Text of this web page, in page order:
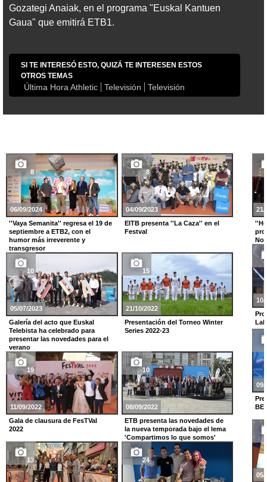
Gozategi Anaiak, en el programa "Euskal Kantuen
Gaua" que emitirá ETB1.
SI TE INTERESÓ ESTO, QUIZÁ TE INTERESEN ESTOS
OTROS TEMAS
Última Hora Athletic Televisión Televisión
8
06/09/2024
''Vaya Semanita'' regresa el 19 de
septiembre a ETB2, con el
humor más irreverente y
transgresor
8
04/09/2023
EITB presenta ''La Caza'' en el
Festval
10
05/07/2023
Galería del acto que Euskal
Telebista ha celebrado para
presentar las novedades para el
verano
15
21/10/2022
Presentación del Torneo Winter
Series 2022-23
19
11/09/2022
Gala de clausura de FesTVal
2022
10
08/09/2022
ETB presenta las novedades de
la nueva temporada bajo el lema
'Compartimos lo que somos'
13 24
21/
10/
09/
05/